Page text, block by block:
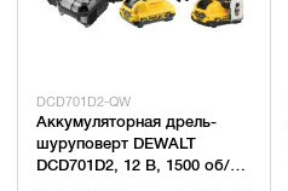
DCD701D2-QW
Аккумуляторная дрель-
шуруповерт DEWALT
DCD701D2, 12 В, 1500 об/